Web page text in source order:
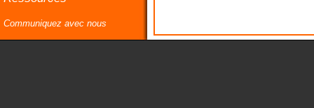
Communiquez avec nous